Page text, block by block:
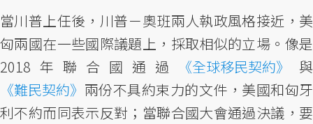
當川普上任後，川普－奧班兩人執政風格接近，美
匈兩國在一些國際議題上，採取相似的立場。像是
2018年聯合國通過
《全球移民契約》
與
《難民契約》 兩份不具約束力的文件，美國和匈牙
利不約而同表示反對；當聯合國大會通過決議，要